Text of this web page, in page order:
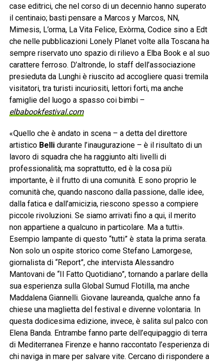
case editrici, che nel corso di un decennio hanno superato
il centinaio; basti pensare a Marcos y Marcos, NN,
Mimesis, L’orma, La Vita Felice, Exòrma, Codice sino a Edt
che nelle pubblicazioni Lonely Planet volte alla Toscana ha
sempre riservato uno spazio di rilievo a Elba Book e al suo
carattere ferroso. D’altronde, lo staff dell’associazione
presieduta da Lunghi è riuscito ad accogliere quasi tremila
visitatori, tra turisti incuriositi, lettori forti, ma anche
famiglie del luogo a spasso coi bimbi –
elbabookfestival.com
«Quello che è andato in scena – a detta del direttore
artistico Bellidurante l’inaugurazione – è il risultato di un
lavoro di squadra che ha raggiunto alti livelli di
professionalità; ma soprattutto, ed è la cosa più
importante, è il frutto di una comunità. E sono proprio le
comunità che, quando nascono dalla passione, dalle idee,
dalla fatica e dall’amicizia, riescono spesso a compiere
piccole rivoluzioni. Se siamo arrivati fino a qui, il merito
non appartiene a qualcuno in particolare. Ma a tutti».
Esempio lampante di questo “tutti” è stata la prima serata.
Non solo un ospite storico come Stefano Lamorgese,
giornalista di “Report”, che intervista Alessandro
Mantovani de “Il Fatto Quotidiano”, tornando a parlare della
sua esperienza sulla Global Sumud Flotilla, ma anche
Maddalena Giannelli. Giovane laureanda, qualche anno fa
chiese una maglietta del festival e divenne volontaria. In
questa dodicesima edizione, invece, è salita sul palco con
Elena Banda. Entrambe fanno parte dell’equipaggio di terra
di Mediterranea Firenze e hanno raccontato l’esperienza di
chi naviga in mare per salvare vite. Cercano di rispondere a